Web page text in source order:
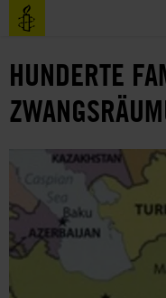
Direkt
zum
Benutzermenü
HUNDERTE